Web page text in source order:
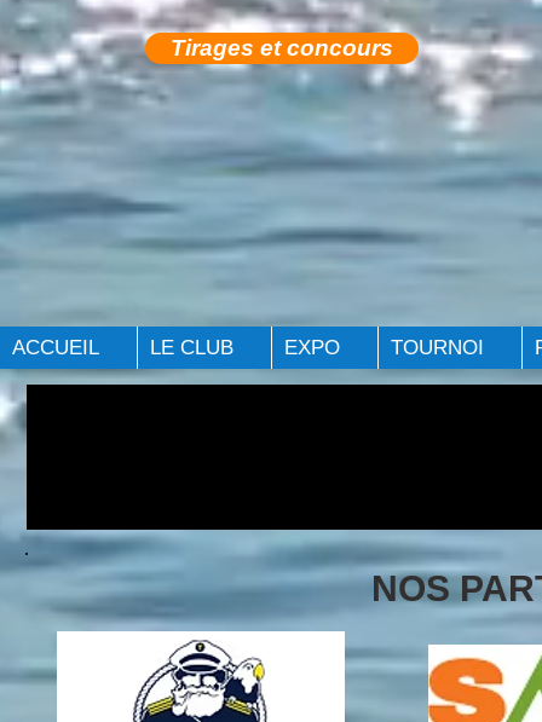
Tirages et concours
ACCUEIL LE CLUB EXPO TOURNOI
NOS